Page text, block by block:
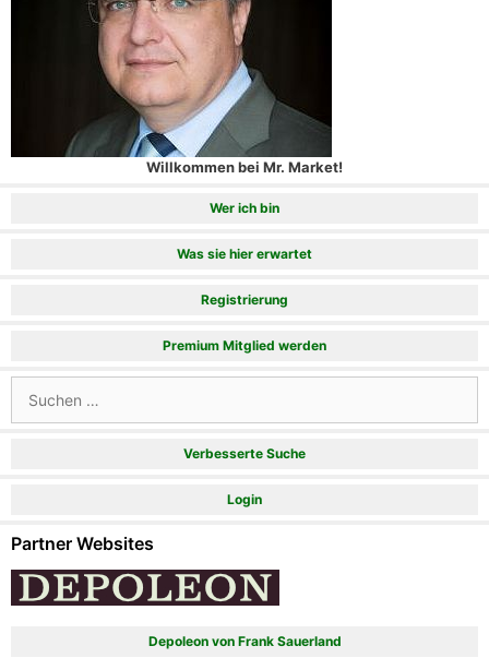
Willkommen bei Mr. Market!
Wer ich bin
Was sie hier erwartet
Registrierung
Premium Mitglied werden
nach:
Verbesserte Suche
Login
Partner Websites
Depoleon von Frank Sauerland